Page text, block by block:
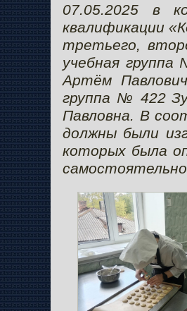
07.05.2025 в
квалификации
третьего,
учебная
Артём
группа № 422
Павловна. В
должны были
которых была